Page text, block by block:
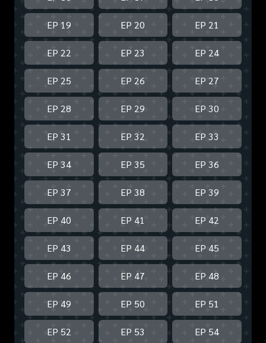
EP 19 EP 20 EP 21
EP 22 EP 23 EP 24
EP 25 EP 26 EP 27
EP 28 EP 29 EP 30
EP 31 EP 32 EP 33
EP 34 EP 35 EP 36
EP 37 EP 38 EP 39
EP 40 EP 41 EP 42
EP 43 EP 44 EP 45
EP 46 EP 47 EP 48
EP 49 EP 50 EP 51
EP 52 EP 53 EP 54